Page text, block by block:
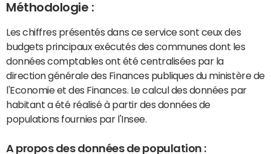
Méthodologie :
Les chiffres présentés dans ce service sont ceux des
budgets principaux exécutés des communes dont les
données comptables ont été centralisées par la
direction générale des Finances publiques du ministère de
l'Economie et des Finances. Le calcul des données par
habitant a été réalisé à partir des données de
populations fournies par l'Insee.
A propos des données de population :